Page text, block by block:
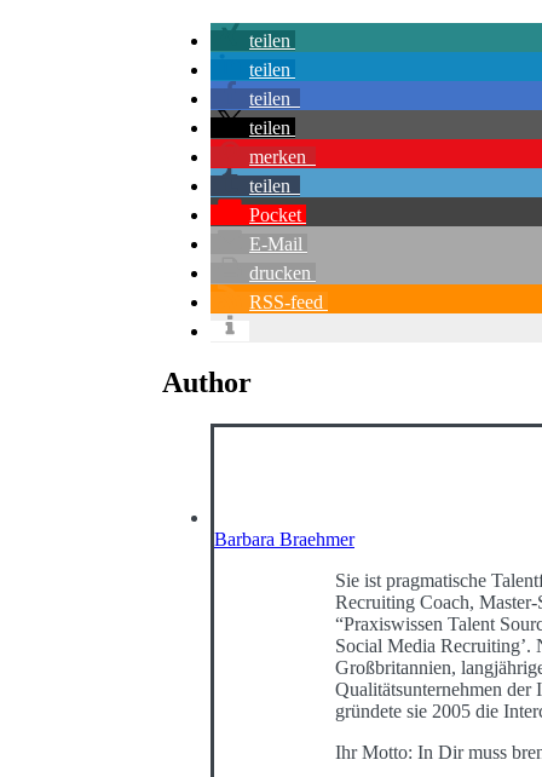
teilen
teilen
teilen
teilen
merken
teilen
Pocket
E-Mail
drucken
RSS-feed
Author
Barbara Braehmer
Sie ist pragmatische
Recruiting Coach,
“Praxiswissen Talent
Social Media
Großbritannien,
Qualitätsunternehmen der
gründete sie 2005 die
Ihr Motto: In Dir muss